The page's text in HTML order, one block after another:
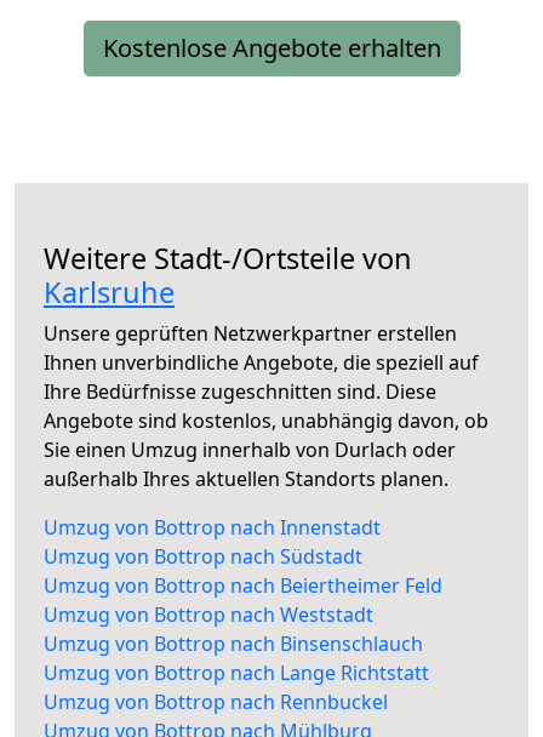
Kostenlose Angebote erhalten
Weitere Stadt-/Ortsteile von
Karlsruhe
Unsere geprüften Netzwerkpartner erstellen
Ihnen unverbindliche Angebote, die speziell auf
Ihre Bedürfnisse zugeschnitten sind. Diese
Angebote sind kostenlos, unabhängig davon, ob
Sie einen Umzug innerhalb von Durlach oder
außerhalb Ihres aktuellen Standorts planen.
Umzug von Bottrop nach Innenstadt
Umzug von Bottrop nach Südstadt
Umzug von Bottrop nach Beiertheimer Feld
Umzug von Bottrop nach Weststadt
Umzug von Bottrop nach Binsenschlauch
Umzug von Bottrop nach Lange Richtstatt
Umzug von Bottrop nach Rennbuckel
Umzug von Bottrop nach Mühlburg